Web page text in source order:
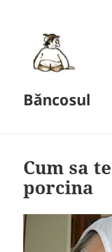
Băncosul
Cum sa
porcina